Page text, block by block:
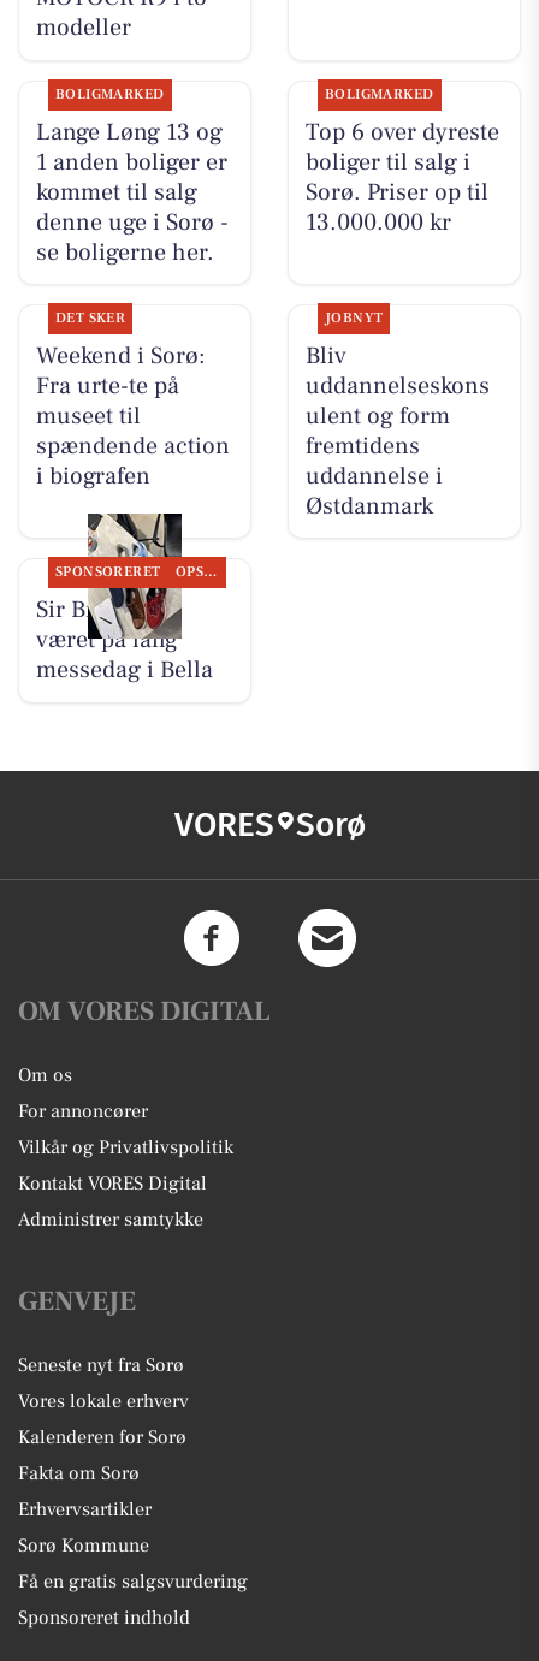
modeller
BOLIGMARKED
Lange Løng 13 og
1 anden boliger er
kommet til salg
denne uge i Sorø -
se boligerne her.
BOLIGMARKED
Top 6 over dyreste
boliger til salg i
Sorø. Priser op til
13.000.000 kr
DET SKER
Weekend i Sorø:
Fra urte-te på
museet til
spændende action
i biografen
JOBNYT
Bliv
uddannelseskons
ulent og form
fremtidens
uddannelse i
Østdanmark
SPONSORERET OPSLAGSTAVLEN
Sir Brian har
været på lang
messedag i Bella
VORES Sorø
OM VORES DIGITAL
Om os
For annoncører
Vilkår og Privatlivspolitik
Kontakt VORES Digital
Administrer samtykke
GENVEJE
Seneste nyt fra Sorø
Vores lokale erhverv
Kalenderen for Sorø
Fakta om Sorø
Erhvervsartikler
Sorø Kommune
Få en gratis salgsvurdering
Sponsoreret indhold